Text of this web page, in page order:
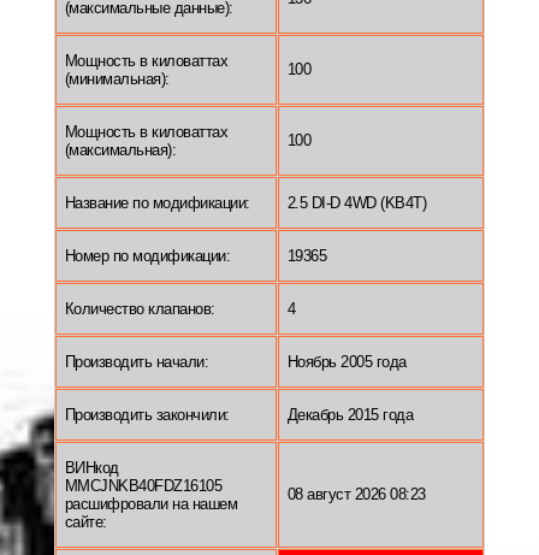
(максимальные данные):
Мощность в киловаттах
(минимальная):
100
Мощность в киловаттах
(максимальная):
100
Название по модификации: 2.5 DI-D 4WD (KB4T)
Номер по модификации: 19365
Количество клапанов: 4
Производить начали: Ноябрь 2005 года
Производить закончили: Декабрь 2015 года
ВИНкод
MMCJNKB40FDZ16105
расшифровали на нашем
сайте:
08 август 2026 08:23